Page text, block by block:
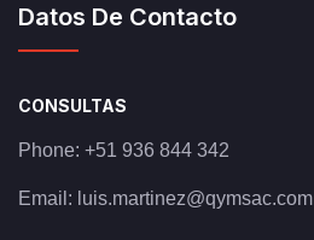
Datos De Contacto
CONSULTAS
Phone: +51 936 844 342
Email: luis.martinez@qymsac.com